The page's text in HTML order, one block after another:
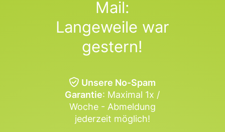
Mail:
Langeweile war
gestern!
Unsere No-Spam
Garantie: Maximal 1x /
Woche - Abmeldung
jederzeit möglich!